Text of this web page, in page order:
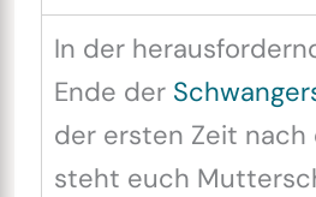
In der
Ende der
der ersten Zeit
steht euch